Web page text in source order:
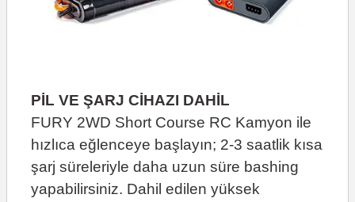
PİL VE ŞARJ CİHAZI DAHİL
FURY 2WD Short Course RC Kamyon ile
hızlıca eğlenceye başlayın; 2-3 saatlik kısa
şarj süreleriyle daha uzun süre bashing
yapabilirsiniz. Dahil edilen yüksek